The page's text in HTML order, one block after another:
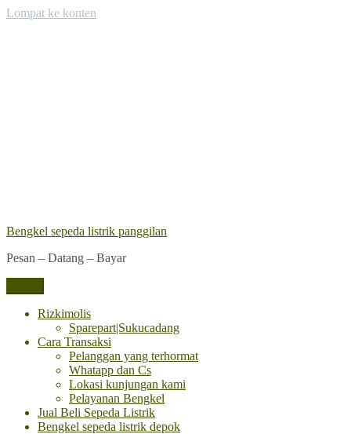
Lompat ke konten
Bengkel sepeda listrik panggilan
Pesan – Datang – Bayar
Rizkimolis
Sparepart|Sukucadang
Cara Transaksi
Pelanggan yang terhormat
Whatapp dan Cs
Lokasi kunjungan kami
Pelayanan Bengkel
Jual Beli Sepeda Listrik
Bengkel sepeda listrik depok